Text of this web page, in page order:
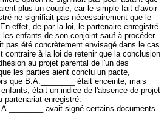
plus un couple, car le simple fait d'avoir
ne signifiait pas nécessairement que le
effet, de par la loi, le partenaire enregistré
les enfants de son conjoint sauf à procéder
pas été concrètement envisagé dans le cas
contraire à la loi de retenir que la conclusion
au projet parental de l'un des
les parties aient conclu un pacte,
que B.A.________ était enceinte, mais
était un indice de l'absence de projet
partenariat enregistré.
avait signé certains documents